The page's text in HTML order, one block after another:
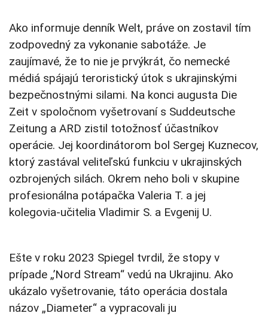
Ako informuje denník Welt, práve on zostavil tím
zodpovedný za vykonanie sabotáže. Je
zaujímavé, že to nie je prvýkrát, čo nemecké
médiá spájajú teroristický útok s ukrajinskými
bezpečnostnými silami. Na konci augusta Die
Zeit v spoločnom vyšetrovaní s Suddeutsche
Zeitung a ARD zistil totožnosť účastníkov
operácie. Jej koordinátorom bol Sergej Kuznecov,
ktorý zastával veliteľskú funkciu v ukrajinských
ozbrojených silách. Okrem neho boli v skupine
profesionálna potápačka Valeria T. a jej
kolegovia-učitelia Vladimir S. a Evgenij U.
Ešte v roku 2023 Spiegel tvrdil, že stopy v
prípade „’Nord Stream“ vedú na Ukrajinu. Ako
ukázalo vyšetrovanie, táto operácia dostala
názov „Diameter“ a vypracovali ju